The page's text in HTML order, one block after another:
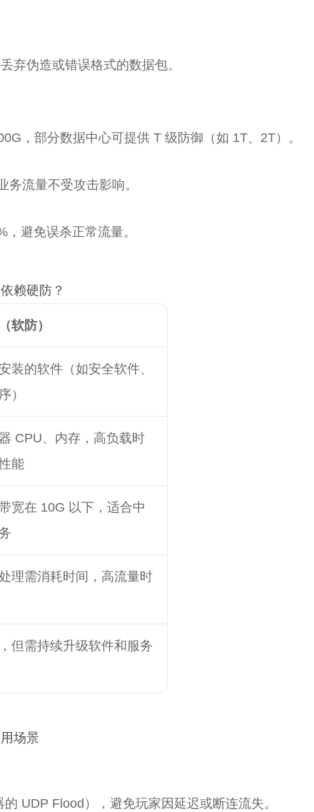
弃伪造或错误格式的数据包。
，部分数据中心可提供 T 级防御（如 1T、2T）。
务流量不受攻击影响。
避免误杀正常流量。
赖硬防？
软防）
装的软件（如安全软件、
）
CPU、内存，高负载时
能
宽在 10G 以下，适合中
理需消耗时间，高流量时
但需持续升级软件和服务
场景
UDP Flood），避免玩家因延迟或断连流失。